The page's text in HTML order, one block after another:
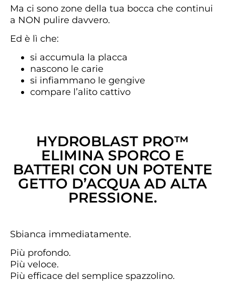
Ma ci sono zone della tua bocca che continui
a NON pulire davvero.
Ed è lì che:
si accumula la placca
nascono le carie
si infiammano le gengive
compare l’alito cattivo
HYDROBLAST PRO™
ELIMINA SPORCO E
BATTERI CON UN POTENTE
GETTO D’ACQUA AD ALTA
PRESSIONE.
Sbianca immediatamente.
Più profondo.
Più veloce.
Più efficace del semplice spazzolino.